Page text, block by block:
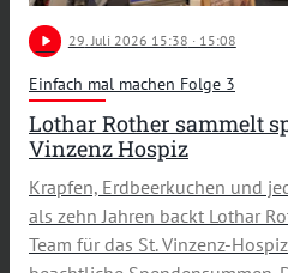
play_arrow 29. Juli 2026 15:38 · 15:08
Einfach mal machen Folge 3
Lothar Rother sammelt
Vinzenz Hospiz
Krapfen, Erdbeerkuchen und
als zehn Jahren backt Lothar
Team für das St. Vinzenz-